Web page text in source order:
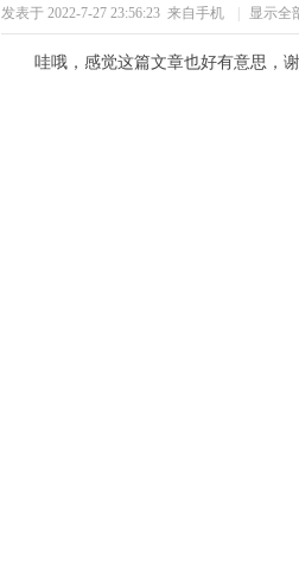
发表于 2022-7-27 23:56:23 来自手机 显示全
哇哦，感觉这篇文章也好有意思，